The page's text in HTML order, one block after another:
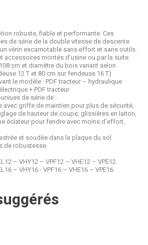
robuste, fiable et performante. Ces
de série de la double vitesse de descente
vérin escamotable sans effort et sans outils.
accessoires montés d’usine ou par la suite.
cm et diamètre du bois variant selon
12 T et 80 cm sur fendeuse 16 T)
le modèle : PDF tracteur – hydraulique
+ PDF tracteur.
de série de :
avec griffe de maintien pour plus de sécurité,
de hauteur de coupe, glissières en laiton,
éclateur pour fendre avec moins d’effort,
et soudée dans la plaque du sol
de robustesse.
– VHY12 – VPF12 – VHE12 – VPE12
– VHY16 - VPF16 – VHE16 – VPE16